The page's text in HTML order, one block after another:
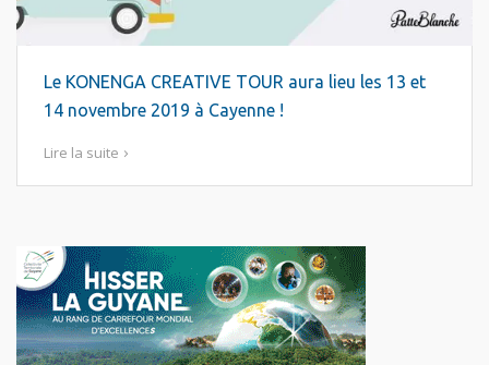
Le KONENGA CREATIVE TOUR aura lieu les 13 et
14 novembre 2019 à Cayenne !
Lire la suite